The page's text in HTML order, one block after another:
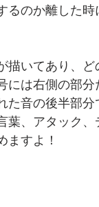
るのか離した
描いてあり、
には右側の部
た音の後半部
葉、アタック
ますよ！